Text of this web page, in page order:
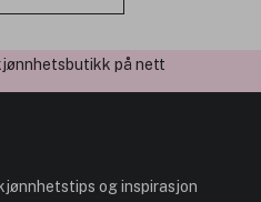
2026 og 2025
og inspirasjon